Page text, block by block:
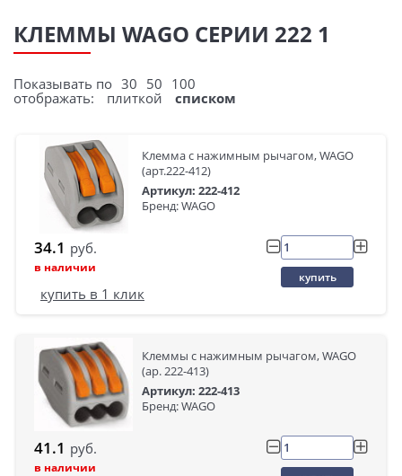
КЛЕММЫ WAGO СЕРИИ 222 1
Показывать по 30 50 100
отображать:
плиткой списком
Клемма с нажимным рычагом, WAGO
(арт.222-412)
Артикул: 222-412
Бренд: WAGO
34.1 руб.
в наличии
купить
купить в 1 клик
Клеммы с нажимным рычагом, WAGO
(ар. 222-413)
Артикул: 222-413
Бренд: WAGO
41.1 руб.
в наличии